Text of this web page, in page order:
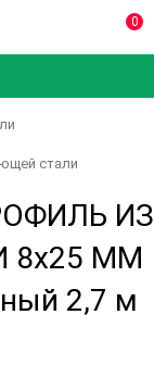
0
стали
ИЗ
8x25 ММ
2,7 м